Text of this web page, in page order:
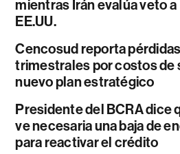
mientras Irán evalúa veto a
EE.UU.
Cencosud reporta pérdidas
trimestrales por costos de
nuevo plan estratégico
Presidente del BCRA dice
ve necesaria una baja de
para reactivar el crédito